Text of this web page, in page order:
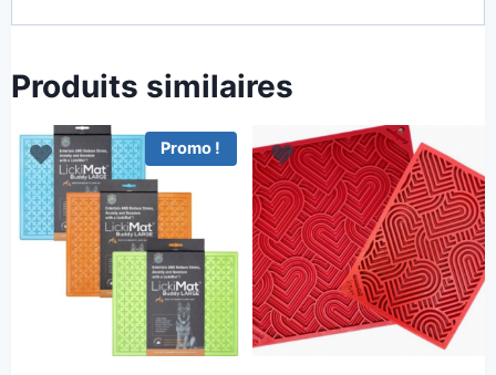
Produits similaires
Promo !